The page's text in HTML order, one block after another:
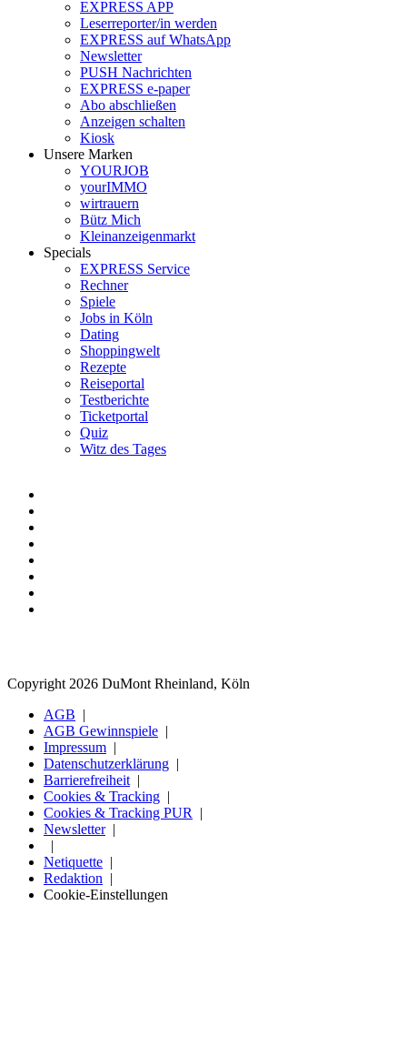
EXPRESS APP
Leserreporter/in werden
EXPRESS auf WhatsApp
Newsletter
PUSH Nachrichten
EXPRESS e-paper
Abo abschließen
Anzeigen schalten
Kiosk
Unsere Marken
YOURJOB
yourIMMO
wirtrauern
Bütz Mich
Kleinanzeigenmarkt
Specials
EXPRESS Service
Rechner
Spiele
Jobs in Köln
Dating
Shoppingwelt
Rezepte
Reiseportal
Testberichte
Ticketportal
Quiz
Witz des Tages
Copyright 2026 DuMont Rheinland, Köln
AGB
AGB Gewinnspiele
Impressum
Datenschutzerklärung
Barrierefreiheit
Cookies & Tracking
Cookies & Tracking PUR
Newsletter
Netiquette
Redaktion
Cookie-Einstellungen